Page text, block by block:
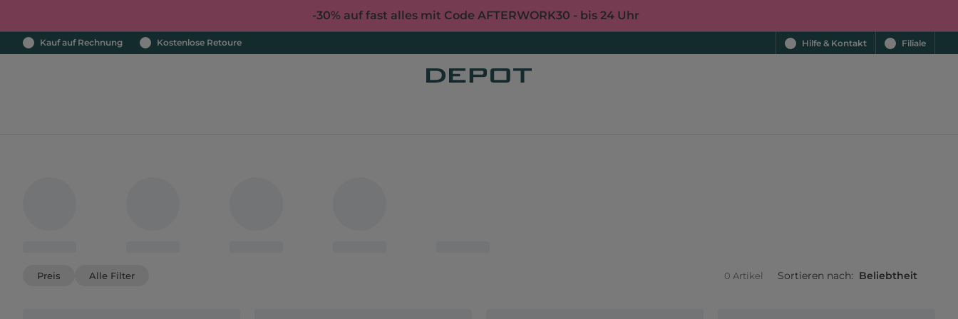
-30% auf fast alles mit Code AFTERWORK30 - bis 24 Uhr
Kauf auf Rechnung Kostenlose Retoure Hilfe & Kontakt Filiale
Preis Alle Filter 0 Artikel Sortieren nach: Beliebtheit